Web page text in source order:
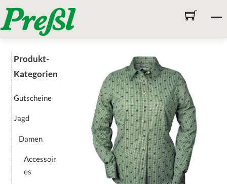
to
content
Produkt-
Kategorien
Gutscheine
Jagd
Damen
Accessoir
es